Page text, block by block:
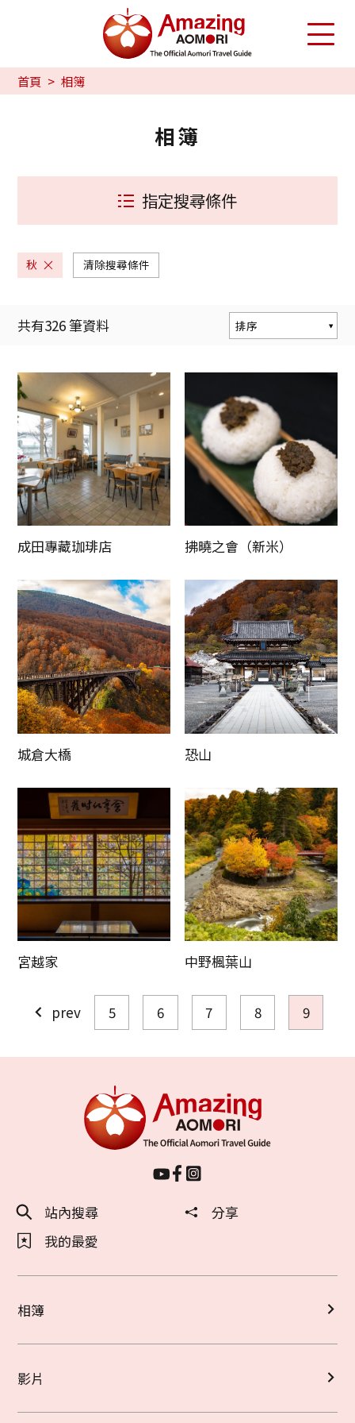
首頁 相簿
相簿
指定搜尋條件
秋 清除搜尋條件
共有326筆資料
排序
成田專藏珈琲店 拂曉之會（新米）
城倉大橋 恐山
宮越家 中野楓葉山
prev 5 6 7 8 9
站內搜尋
分享
我的最愛
相簿
影片
Facebook分享
複製連結